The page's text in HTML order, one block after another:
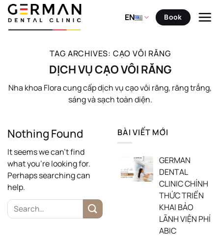
Skip
content
EN Book
TAG ARCHIVES: CẠO VÔI RĂNG
DỊCH VỤ CẠO VÔI RĂNG
Nha khoa Flora cung cấp dịch vụ cạo vôi răng, răng trắng,
sáng và sạch toàn diện.
Nothing Found
It seems we can’t find
what you’re looking for.
Perhaps searching can
help.
BÀI VIẾT MỚI
GERMAN
DENTAL
CLINIC CHÍNH
THỨC TRIỂN
KHAI BẢO
LÃNH VIỆN PHÍ
ABIC